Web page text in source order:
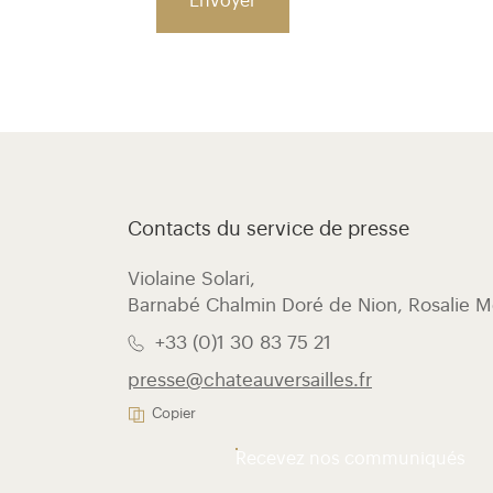
Contacts du service de presse
Violaine Solari, ​
Barnabé Chalmin Doré de Nion, Rosalie
+33 (0)1 30 83 75 21
presse@chateauversailles.fr
Copier